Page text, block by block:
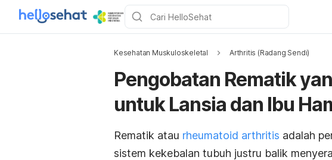
Kesehatan Muskuloskeletal Arthritis (Radang Sendi)
Pengobatan Rematik
untuk Lansia dan Ibu
Rematik atau rheumatoid arthritis adalah
sistem kekebalan tubuh justru balik